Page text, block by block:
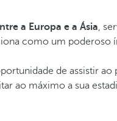
a Europa e a Ásia,
como um poderoso
de assistir
ao máximo a sua